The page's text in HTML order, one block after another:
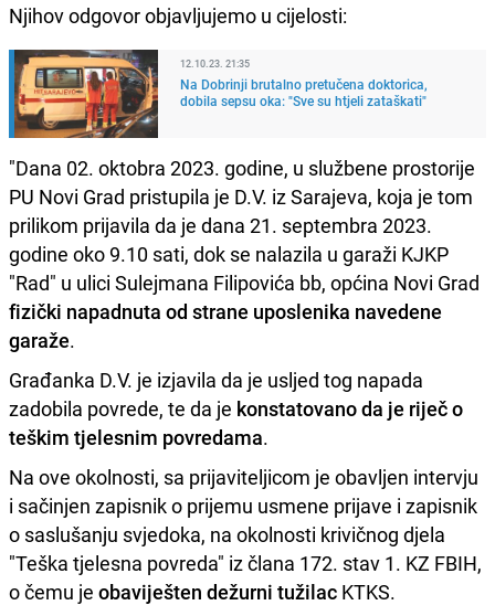
Njihov odgovor objavljujemo u cijelosti:
12.10.23. 21:35
Na Dobrinji brutalno pretučena doktorica,
dobila sepsu oka: "Sve su htjeli zataškati"
"Dana 02. oktobra 2023. godine, u službene prostorije
PU Novi Grad pristupila je D.V. iz Sarajeva, koja je tom
prilikom prijavila da je dana 21. septembra 2023.
godine oko 9.10 sati, dok se nalazila u garaži KJKP
"Rad" u ulici Sulejmana Filipovića bb, općina Novi Grad
fizički napadnuta od strane uposlenika navedene
garaže.
Građanka D.V. je izjavila da je usljed tog napada
zadobila povrede, te da je konstatovano da je riječ o
teškim tjelesnim povredama.
Na ove okolnosti, sa prijaviteljicom je obavljen intervju
i sačinjen zapisnik o prijemu usmene prijave i zapisnik
o saslušanju svjedoka, na okolnosti krivičnog djela
"Teška tjelesna povreda" iz člana 172. stav 1. KZ FBIH,
o čemu je obaviješten dežurni tužilac KTKS.